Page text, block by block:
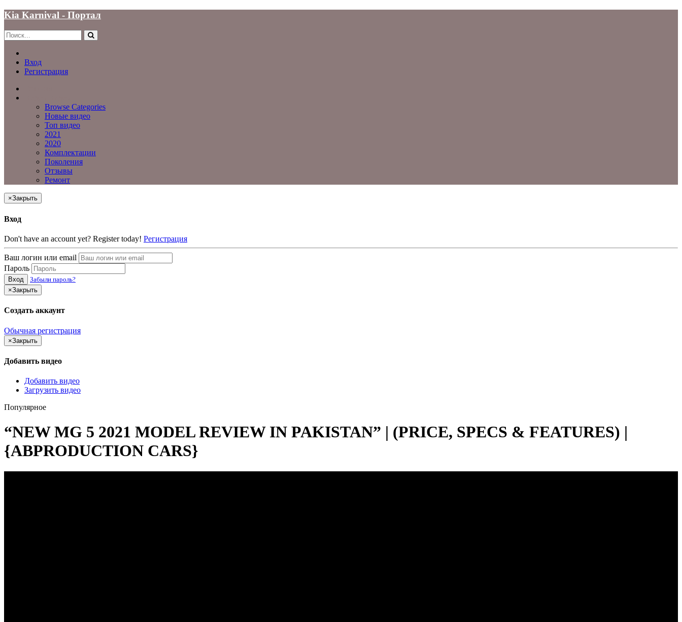
Kia Karnival - Портал
Вход
Регистрация
Browse Categories
Новые видео
Топ видео
2021
2020
Комплектации
Поколения
Отзывы
Ремонт
×Закрыть
Вход
Don't have an account yet? Register today! Регистрация
Ваш логин или email
Пароль
Вход
Забыли пароль?
×Закрыть
Создать аккаунт
Обычная регистрация
×Закрыть
Добавить видео
Добавить видео
Загрузить видео
Популярное
“NEW MG 5 2021 MODEL REVIEW IN PAKISTAN” | (PRICE, SPECS & FEATURES) |
{ABPRODUCTION CARS}